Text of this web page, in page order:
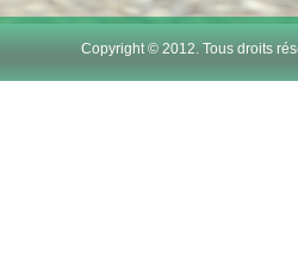
Copyright © 2012. Tous droits